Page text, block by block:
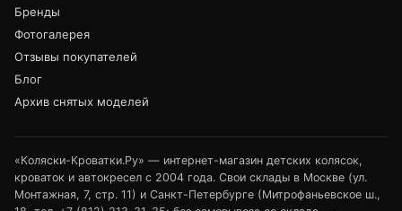
Бренды
Фотогалерея
Отзывы покупателей
Блог
Архив снятых моделей
«Коляски-Кроватки.Ру» — интернет-магазин детских колясок,
кроваток и автокресел с 2004 года. Свои склады в Москве (ул.
Монтажная, 7, стр. 11) и Санкт-Петербурге (Митрофаньевское ш.,